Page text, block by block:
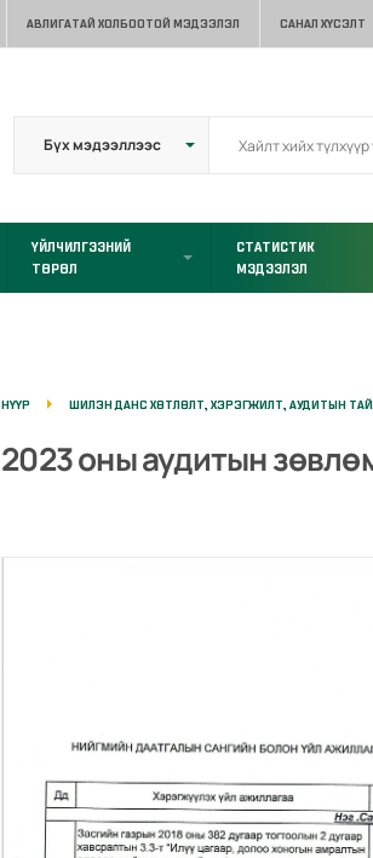
АВЛИГАТАЙ ХОЛБООТОЙ МЭДЭЭЛЭЛ САНАЛ ХҮСЭЛТ
ҮЙЛЧИЛГЭЭНИЙ
ТӨРӨЛ
СТАТИСТИК
МЭДЭЭЛЭЛ
НҮҮР ШИЛЭН ДАНС ХӨТЛӨЛТ, ХЭРЭГЖИЛТ, АУДИТЫН
2023 оны аудитын